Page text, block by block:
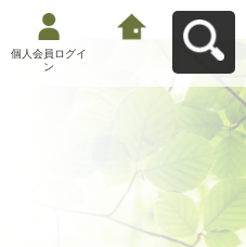
個人会員ログイ
ン